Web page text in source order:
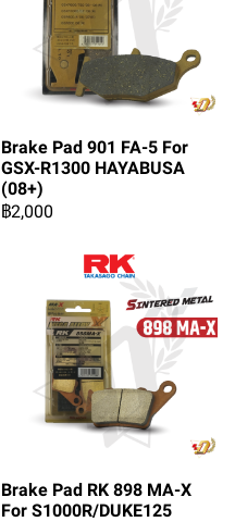
Brake Pad 901 FA-5 For
GSX-R1300 HAYABUSA
(08+)
฿2,000
Brake Pad RK 898 MA-X
For S1000R/DUKE125